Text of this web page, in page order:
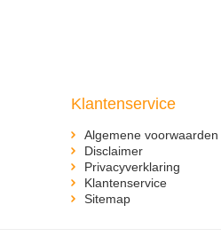
Klantenservice
Algemene voorwaarden
Disclaimer
Privacyverklaring
Klantenservice
Sitemap